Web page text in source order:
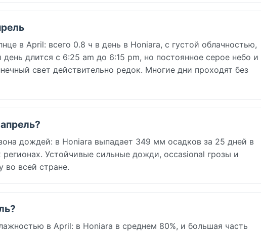
в April: всего 0.8 ч в день в Honiara, с густой облачностью,
длится с 6:25 am до 6:15 pm, но постоянное серое небо и
свет действительно редок. Многие дни проходят без
дождей: в Honiara выпадает 349 мм осадков за 25 дней в
регионах. Устойчивые сильные дожди, occasional грозы и
во всей стране.
в April: в Honiara в среднем 80%, и большая часть